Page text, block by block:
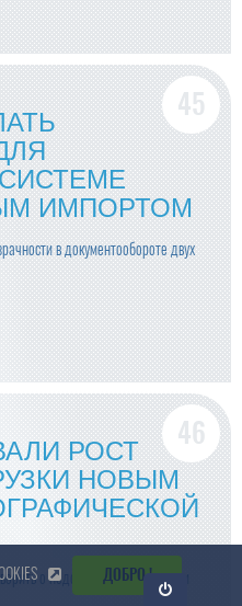
ИМПОРТОМ
в документообороте двух
РОСТ
НОВЫМ
о недоступности жилья при
ДОБРО !
Откр